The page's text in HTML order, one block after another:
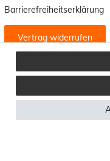
Barrierefreiheitserklärung
Vertrag widerrufen